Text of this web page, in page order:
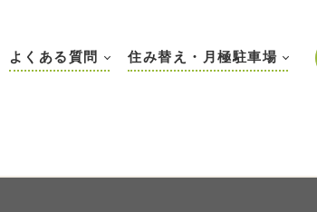
よくある質問 住み替え・月極駐車場